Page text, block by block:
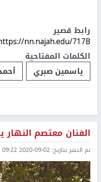
رابط قصير
nn.najah.edu/717B/
الكلمات المفتاحية
ياسمين صبري
الفنان معتصم النهار
تم النشر بتاريخ: 2020-09-02 09:22